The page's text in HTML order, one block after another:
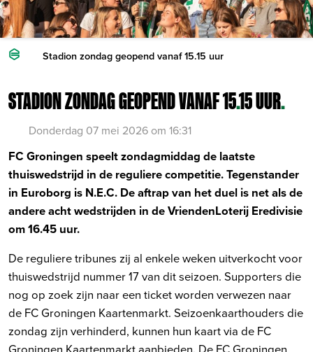
Stadion zondag geopend vanaf 15.15 uur
STADION ZONDAG GEOPEND VANAF 15.15 UUR.
Donderdag 07 mei 2026 om 16:31
FC Groningen speelt zondagmiddag de laatste
thuiswedstrijd in de reguliere competitie. Tegenstander
in Euroborg is N.E.C. De aftrap van het duel is net als de
andere acht wedstrijden in de VriendenLoterij Eredivisie
om 16.45 uur.
De reguliere tribunes zij al enkele weken uitverkocht voor
thuiswedstrijd nummer 17 van dit seizoen. Supporters die
nog op zoek zijn naar een ticket worden verwezen naar
de FC Groningen Kaartenmarkt. Seizoenkaarthouders die
zondag zijn verhinderd, kunnen hun kaart via de FC
Groningen Kaartenmarkt aanbieden. De FC Groningen